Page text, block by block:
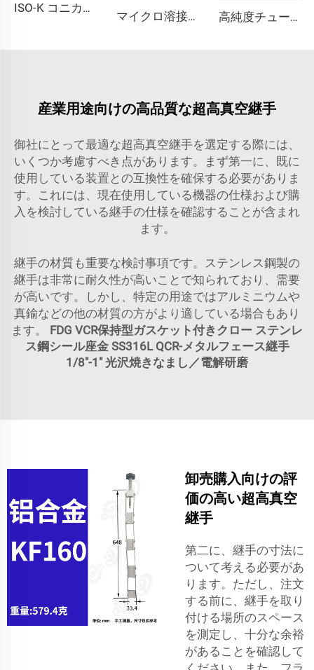
ISO-K コニカルレデューサー溶接真空フランジ ISO80xISO63-ISO100xISO80 SS304/SS316L ステンレス鋼 高品質真空継手
マイクロ溶接継手 超高純度溶接継手 SS316L 90度エルボ 高純度マイクロフィットチューブブチウェルディング継手 ステンレス鋼 90°エルボ 高純度チューブフィッティング SS316L 溶接用チューブ ステンレス鋼 高品質 超高純度 (UHP) チューブ BAまたはEPグレード 半導体用
産業用途向けの高品質な超高真空継手
御社にとって最適な超高真空継手を選定する際には、
いくつか考慮すべき点があります。まず第一に、既に
使用している装置との互換性を確保する必要がありま
す。これには、現在使用している機器の仕様および購
入を検討している継手の仕様を確認することが含まれ
ます。
継手の材質も重要な検討事項です。ステンレス鋼製の
継手は非常に耐久性が高いことで知られており、需要
が高いです。しかし、特定の用途ではアルミニウムや
真鍮などの他の材質の方がより適している場合もあり
ます。 FDG VCR保持型ガスケット付きクロー ステンレ
ス鋼シール座金 SS316L QCR-メタルフェース継手
1/8"-1" 光沢焼きなまし／電解研磨
卸売購入向けの評
価の高い超高真空
継手
第二に、継手の寸法に
ついて考える必要があ
ります。ただし、注文
する前に、継手を取り
付ける場所のスペース
を測定し、十分な余裕
があることを確認して